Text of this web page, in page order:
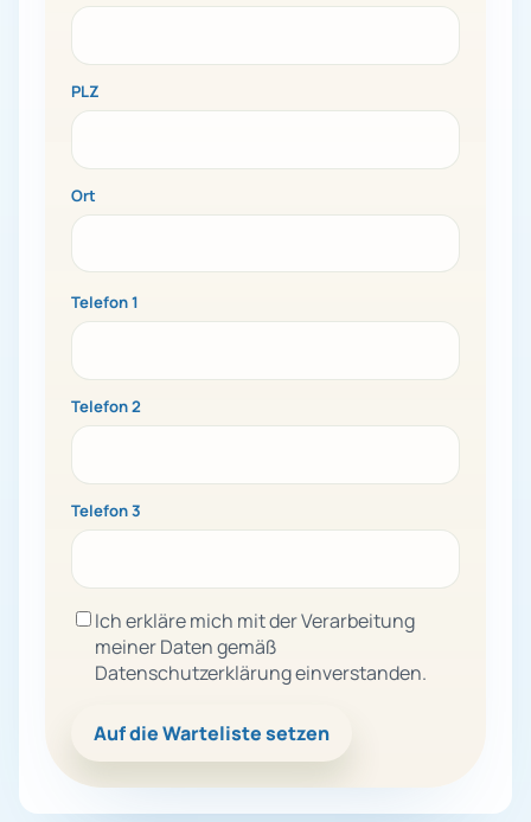
PLZ
Ort
Telefon 1
Telefon 2
Telefon 3
Ich erkläre mich mit der Verarbeitung
meiner Daten gemäß
Datenschutzerklärung einverstanden.
Auf die Warteliste setzen